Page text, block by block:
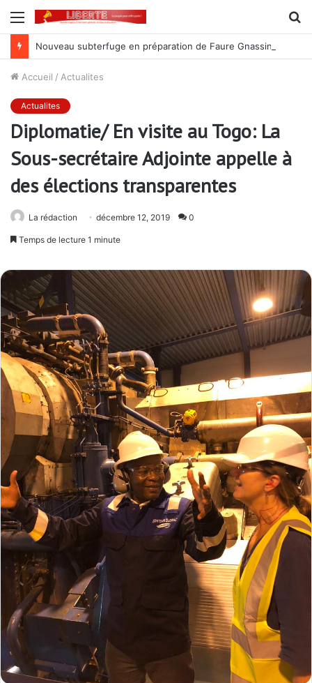
Menu
Accueil / Actualites
Actualites
Diplomatie/ En visite au Togo: La
Sous-secrétaire Adjointe appelle à
des élections transparentes
La rédaction décembre 12, 2019 0
Temps de lecture 1 minute